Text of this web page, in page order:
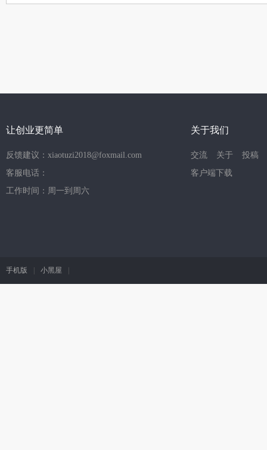
让创业更简单
反馈建议：xiaotuzi2018@foxmail.com
客服电话：
工作时间：周一到周六
关于我们
交流 关于
投稿
客户端下载
手机版 小黑屋